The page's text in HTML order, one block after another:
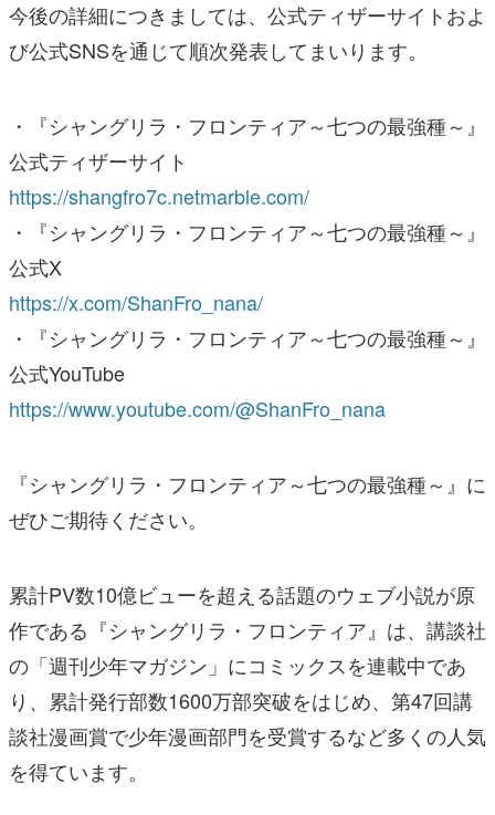
今後の詳細につきましては、公式ティザーサイトおよ
び公式SNSを通じて順次発表してまいります。
・『シャングリラ・フロンティア～七つの最強種～』
公式ティザーサイト
https://shangfro7c.netmarble.com/
・『シャングリラ・フロンティア～七つの最強種～』
公式X
https://x.com/ShanFro_nana/
・『シャングリラ・フロンティア～七つの最強種～』
公式YouTube
https://www.youtube.com/@ShanFro_nana
『シャングリラ・フロンティア～七つの最強種～』に
ぜひご期待ください。
累計PV数10億ビューを超える話題のウェブ小説が原
作である『シャングリラ・フロンティア』は、講談社
の「週刊少年マガジン」にコミックスを連載中であ
り、累計発行部数1600万部突破をはじめ、第47回講
談社漫画賞で少年漫画部門を受賞するなど多くの人気
を得ています。